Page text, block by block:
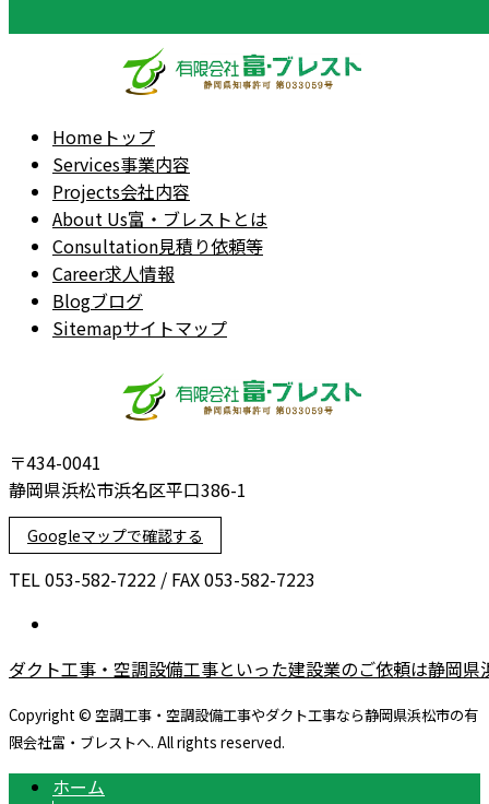
Home トップ
Services事業内容
Projects会社内容
About Us富・ブレストとは
Consultation見積り依頼等
Career求人情報
Blogブログ
Sitemapサイトマップ
〒434-0041
静岡県浜松市浜名区平口386-1
Googleマップで確認する
TEL 053-582-7222 / FAX 053-582-7223
ダクト工事・空調設備工事といった建設業のご依頼は静岡
Copyright © 空調工事・空調設備工事やダクト工事なら静岡県浜松市の有
限会社富・ブレストへ. All rights reserved.
ホーム